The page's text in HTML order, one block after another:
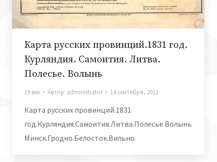
Карта русских провинций.1831 год.
Курляндия. Самоития. Литва.
Полесье. Волынь
19 век Автор: administrator 14 сентября, 2011
Карта русских провинций.1831
год.Курляндия.Самоития.Литва.Полесье.Волынь
Минск.Гродно.Белосток.Вильно.